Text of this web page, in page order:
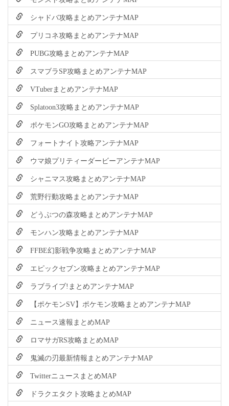
シャドバ攻略まとめアンテナMAP
プリコネ攻略まとめアンテナMAP
PUBG攻略まとめアンテナMAP
スマブラSP攻略まとめアンテナMAP
VTuberまとめアンテナMAP
Splatoon3攻略まとめアンテナMAP
ポケモンGO攻略まとめアンテナMAP
フォートナイト攻略アンテナMAP
ウマ娘プリティーダービーアンテナMAP
シャニマス攻略まとめアンテナMAP
荒野行動攻略まとめアンテナMAP
どうぶつの森攻略まとめアンテナMAP
モンハン攻略まとめアンテナMAP
FFBE幻影戦争攻略まとめアンテナMAP
エピックセブン攻略まとめアンテナMAP
ラブライブ!まとめアンテナMAP
【ポケモンSV】ポケモン攻略まとめアンテナMAP
ニュース速報まとめMAP
ロマサガRS攻略まとめMAP
鬼滅の刃最新情報まとめアンテナMAP
TwitterニュースまとめMAP
ドラクエタクト攻略まとめMAP